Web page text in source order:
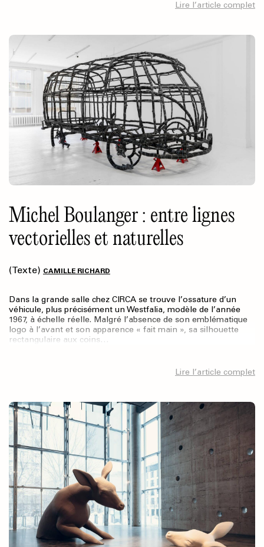
Lire l’article complet
Michel Boulanger : entre lignes
vectorielles et naturelles
(Texte) CAMILLE RICHARD
Dans la grande salle chez CIRCA se trouve l’ossature d’un
véhicule, plus précisément un Westfalia, modèle de l’année
1967, à échelle réelle. Malgré l’absence de son emblématique
logo à l’avant et son apparence « fait main », sa silhouette
rectangulaire aux coins…
Lire l’article complet